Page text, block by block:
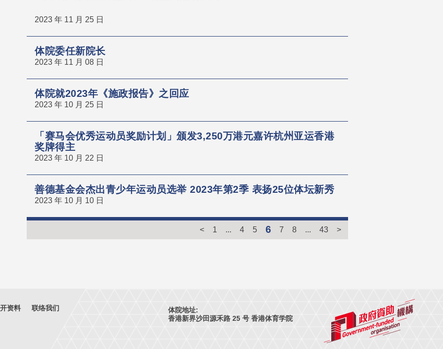
2023 年 11 月 25 日
体院委任新院长
2023 年 11 月 08 日
体院就2023年《施政报告》之回应
2023 年 10 月 25 日
「赛马会优秀运动员奖励计划」颁发3,250万港元嘉许杭州亚运香港
奖牌得主
2023 年 10 月 22 日
善德基金会杰出青少年运动员选举 2023年第2季 表扬25位体坛新秀
2023 年 10 月 10 日
< 1 ... 4 5 6 7 8 ... 43 >
体院地址:
香港新界沙田源禾路 25 号 香港体育学院
资料 联络我们